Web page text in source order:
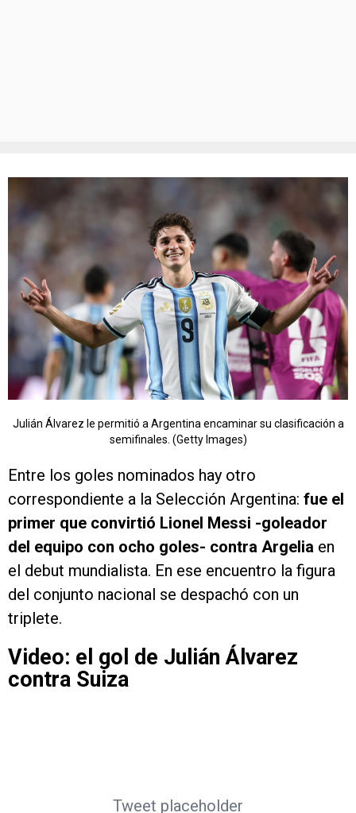
Julián Álvarez le permitió a Argentina encaminar su clasificación a
semifinales. (Getty Images)
Entre los goles nominados hay otro
correspondiente a la Selección Argentina: fue el
primer que convirtió Lionel Messi -goleador
del equipo con ocho goles- contra Argelia en
el debut mundialista. En ese encuentro la figura
del conjunto nacional se despachó con un
triplete.
Video: el gol de Julián Álvarez
contra Suiza
Tweet placeholder